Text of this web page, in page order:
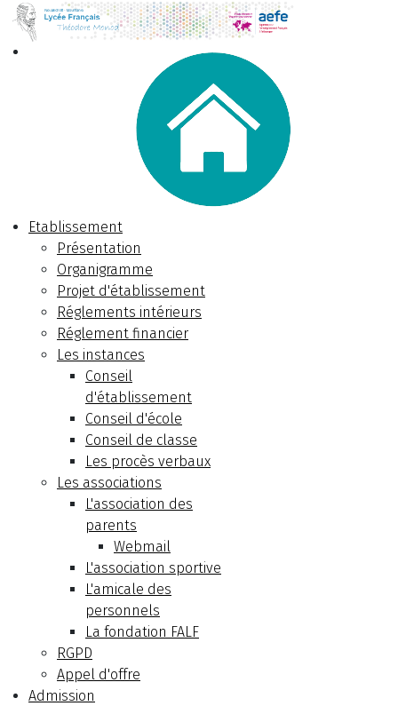
Etablissement
Présentation
Organigramme
Projet d'établissement
Réglements intérieurs
Réglement financier
Les instances
Conseil
d'établissement
Conseil d'école
Conseil de classe
Les procès verbaux
Les associations
L'association des
parents
Webmail
L'association sportive
L'amicale des
personnels
La fondation FALF
RGPD
Appel d'offre
Admission